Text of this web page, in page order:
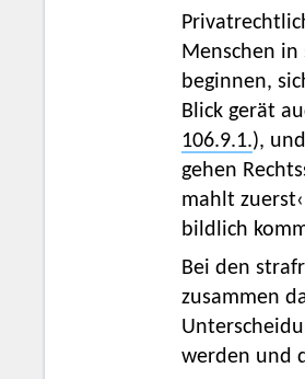
Menschen
beginnen,
Blick gerät
106.9.1.),
gehen
mahlt
bildlich
Bei den
zusammen
werden und